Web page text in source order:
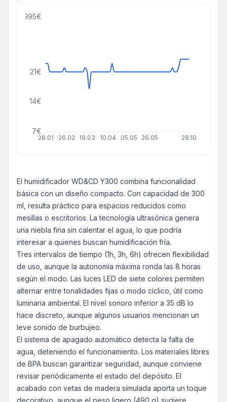
28.01 26.02 19.03 10.04 05.05 26.05 28.10
7€
14€
21€
El humidificador WD&CD Y300 combina funcionalidad
básica con un diseño compacto. Con capacidad de 300
ml, resulta práctico para espacios reducidos como
mesillas o escritorios. La tecnología ultrasónica genera
una niebla fina sin calentar el agua, lo que podría
interesar a quienes buscan humidificación fría.
Tres intervalos de tiempo (1h, 3h, 6h) ofrecen flexibilidad
de uso, aunque la autonomía máxima ronda las 8 horas
según el modo. Las luces LED de siete colores permiten
alternar entre tonalidades fijas o modo cíclico, útil como
luminaria ambiental. El nivel sonoro inferior a 35 dB lo
hace discreto, aunque algunos usuarios mencionan un
leve sonido de burbujeo.
El sistema de apagado automático detecta la falta de
agua, deteniendo el funcionamiento. Los materiales libres
de BPA buscan garantizar seguridad, aunque conviene
revisar periódicamente el estado del depósito. El
acabado con vetas de madera simulada aporta un toque